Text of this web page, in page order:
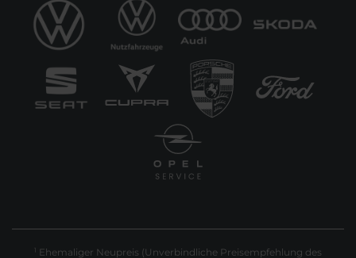
1 Ehemaliger Neupreis (Unverbindliche Preisempfehlung des